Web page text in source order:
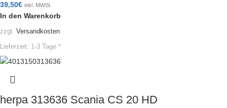
39,50€ inkl. MWSt.
In den Warenkorb
zzgl. Versandkosten
Lieferzeit: 1-3 Tage *
herpa 313636 Scania CS 20 HD